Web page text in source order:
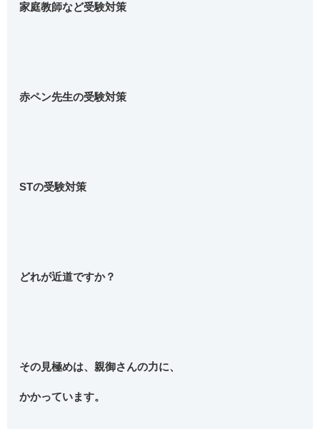
家庭教師など受験対策
赤ペン先生の受験対策
STの受験対策
どれが近道ですか？
その見極めは、親御さんの力に、
かかっています。